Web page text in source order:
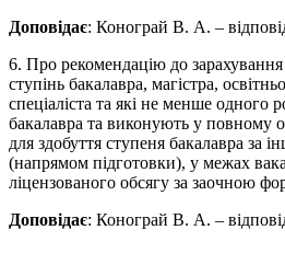
Доповідає: Конограй В. А. –
6. Про рекомендацію до зарахування
ступінь бакалавра, магістра,
спеціаліста та які не менше одного
бакалавра та виконують у повному
для здобуття ступеня бакалавра за
(напрямом підготовки), у межах
ліцензованого обсягу за заочною
Доповідає: Конограй В. А. –